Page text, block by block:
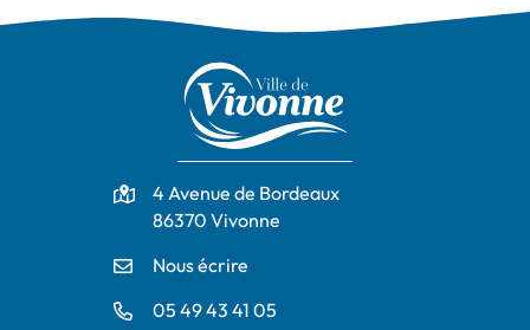
Adresse
4 Avenue de Bordeaux
86370 Vivonne
Nous écrire
05 49 43 41 05